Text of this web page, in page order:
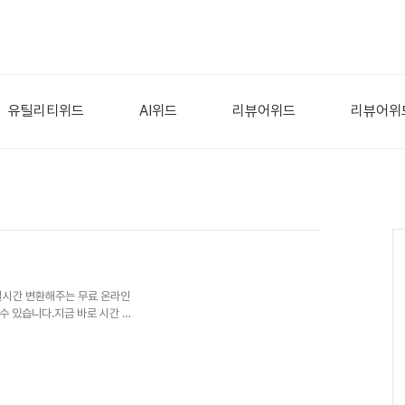
유틸리티위드 AI위드 리뷰어위드 리뷰어위
간 변환해주는 무료 온라인
있습니다.지금 바로 시간 계
분, 초 값을 각각 입력하면 자